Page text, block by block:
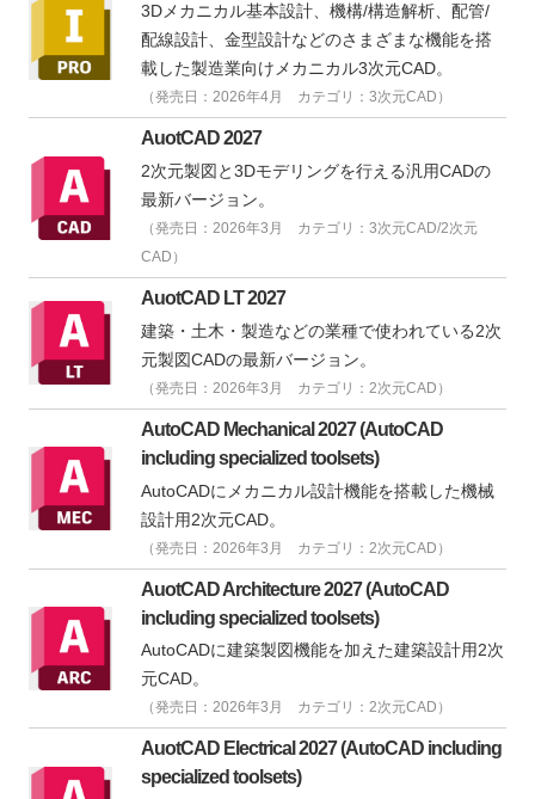
3Dメカニカル基本設計、機構/構造解析、配管/
配線設計、金型設計などのさまざまな機能を搭
載した製造業向けメカニカル3次元CAD。
（発売日：2026年4月 カテゴリ：3次元CAD）
AuotCAD 2027
2次元製図と3Dモデリングを行える汎用CADの
最新バージョン。
（発売日：2026年3月 カテゴリ：3次元CAD/2次元
CAD）
AuotCAD LT 2027
建築・土木・製造などの業種で使われている2次
元製図CADの最新バージョン。
（発売日：2026年3月 カテゴリ：2次元CAD）
AutoCAD Mechanical 2027 (AutoCAD
including specialized toolsets)
AutoCADにメカニカル設計機能を搭載した機械
設計用2次元CAD。
（発売日：2026年3月 カテゴリ：2次元CAD）
AuotCAD Architecture 2027 (AutoCAD
including specialized toolsets)
AutoCADに建築製図機能を加えた建築設計用2次
元CAD。
（発売日：2026年3月 カテゴリ：2次元CAD）
AuotCAD Electrical 2027 (AutoCAD including
specialized toolsets)